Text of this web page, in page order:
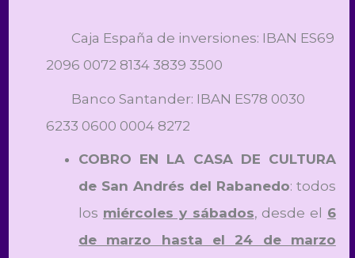
Caja España de inversiones: IBAN ES69
2096 0072 8134 3839 3500
Banco Santander: IBAN ES78 0030
6233 0600 0004 8272
COBRO EN LA CASA DE CULTURA
de San Andrés del Rabanedo: todos
los miércoles y sábados, desde el 6
de marzo hasta el 24 de marzo